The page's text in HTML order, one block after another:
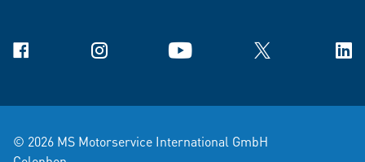
Facebook Instagram YouTube X
© 2026 MS Motorservice International GmbH